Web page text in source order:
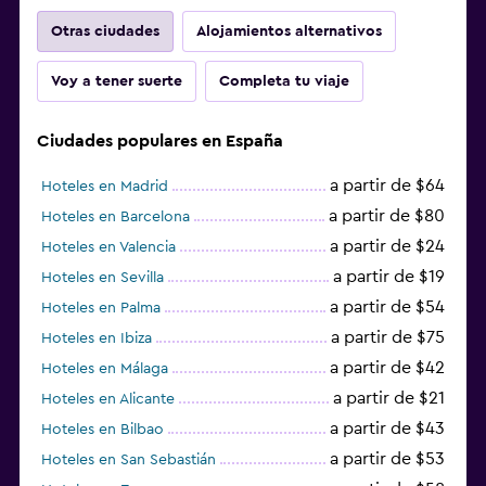
Otras ciudades Alojamientos alternativos
Voy a tener suerte Completa tu viaje
Ciudades populares en España
Hoteles en Madrid a partir de $64
Hoteles en Barcelona a partir de $80
Hoteles en Valencia a partir de $24
Hoteles en Sevilla a partir de $19
Hoteles en Palma a partir de $54
Hoteles en Ibiza a partir de $75
Hoteles en Málaga a partir de $42
Hoteles en Alicante a partir de $21
Hoteles en Bilbao a partir de $43
Hoteles en San Sebastián a partir de $53